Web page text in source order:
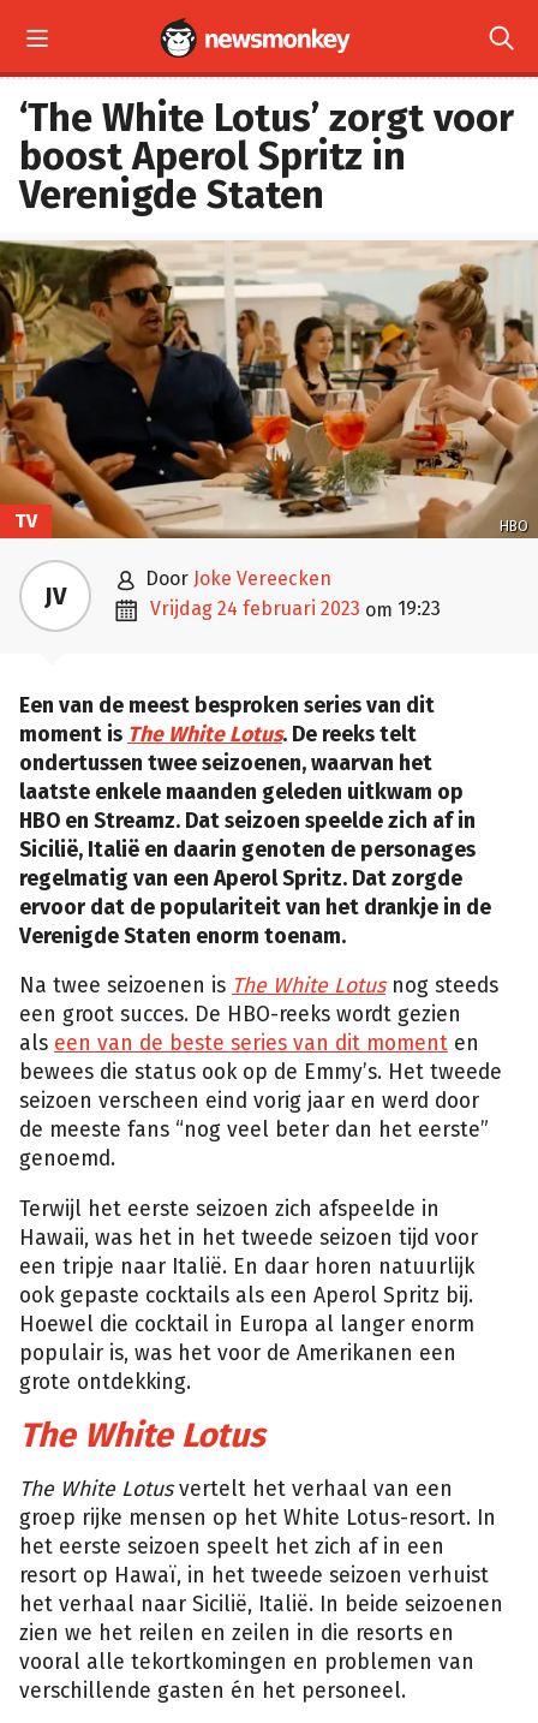
 
‘The White Lotus’ zorgt voor
boost Aperol Spritz in
Verenigde Staten
HBO
TV
JV  door Joke Vereecken
 vrijdag 24 februari 2023 om 19:23
Een van de meest besproken series van dit
moment is The White Lotus. De reeks telt
ondertussen twee seizoenen, waarvan het
laatste enkele maanden geleden uitkwam op
HBO en Streamz. Dat seizoen speelde zich af in
Sicilië, Italië en daarin genoten de personages
regelmatig van een Aperol Spritz. Dat zorgde
ervoor dat de populariteit van het drankje in de
Verenigde Staten enorm toenam.
Na twee seizoenen is The White Lotus nog steeds
een groot succes. De HBO-reeks wordt gezien
als een van de beste series van dit moment en
bewees die status ook op de Emmy’s. Het tweede
seizoen verscheen eind vorig jaar en werd door
de meeste fans “nog veel beter dan het eerste”
genoemd.
Terwijl het eerste seizoen zich afspeelde in
Hawaii, was het in het tweede seizoen tijd voor
een tripje naar Italië. En daar horen natuurlijk
ook gepaste cocktails als een Aperol Spritz bij.
Hoewel die cocktail in Europa al langer enorm
populair is, was het voor de Amerikanen een
grote ontdekking.
The White Lotus
The White Lotusvertelt het verhaal van een
groep rijke mensen op het White Lotus-resort. In
het eerste seizoen speelt het zich af in een
resort op Hawaï, in het tweede seizoen verhuist
het verhaal naar Sicilië, Italië. In beide seizoenen
zien we het reilen en zeilen in die resorts en
vooral alle tekortkomingen en problemen van
verschillende gasten én het personeel.